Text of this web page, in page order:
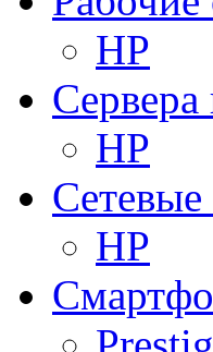
HP
HP
Сетевые
HP